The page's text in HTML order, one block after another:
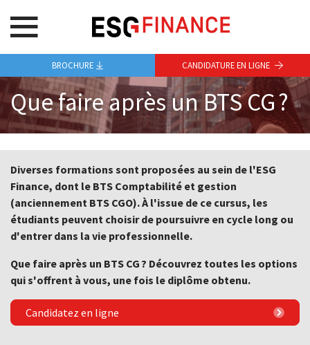
Que faire après un BTS CG ?
Diverses formations sont proposées au sein de l'ESG
Finance, dont le BTS Comptabilité et gestion
(anciennement BTS CGO). À l'issue de ce cursus, les
étudiants peuvent choisir de poursuivre en cycle long ou
d'entrer dans la vie professionnelle.
Que faire après un BTS CG ? Découvrez toutes les options
qui s'offrent à vous, une fois le diplôme obtenu.
Candidatez en ligne
BROCHURE CANDIDATURE EN LIGNE